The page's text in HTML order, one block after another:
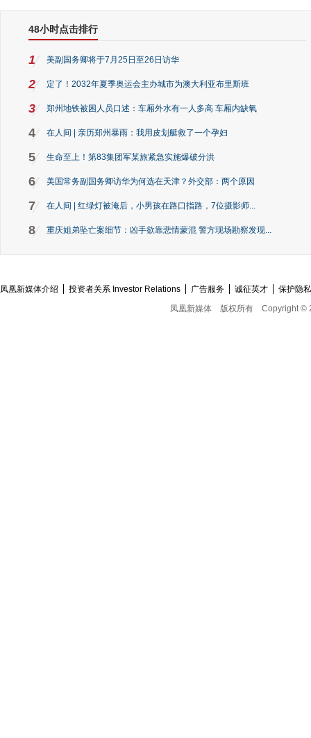
48小时点击排行
1 美副国务卿将于7月25日至26日访华
2 定了！2032年夏季奥运会主办城市为澳大利亚布里斯班
3 郑州地铁被困人员口述：车厢外水有一人多高 车厢内缺氧
4 在人间 | 亲历郑州暴雨：我用皮划艇救了一个孕妇
5 生命至上！第83集团军某旅紧急实施爆破分洪
6 美国常务副国务卿访华为何选在天津？外交部：两个原因
7 在人间 | 红绿灯被淹后，小男孩在路口指路，7位摄影师...
8 重庆姐弟坠亡案细节：凶手欲靠悲情蒙混 警方现场勘察发现...
凤凰新媒体介绍 投资者关系 Investor Relations 广告服务 诚征英才
保护隐
凤凰新媒体
版权所有 Copyright ©